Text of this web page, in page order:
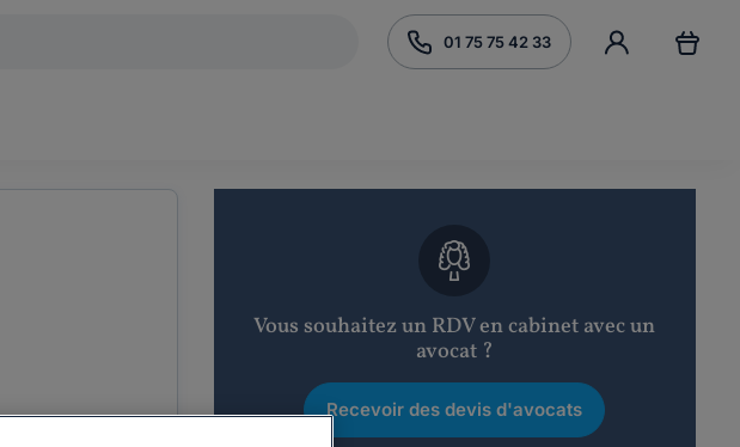
01 75 75 42 33
Vous souhaitez un RDV en cabinet avec un
avocat ?
Recevoir des devis d'avocats